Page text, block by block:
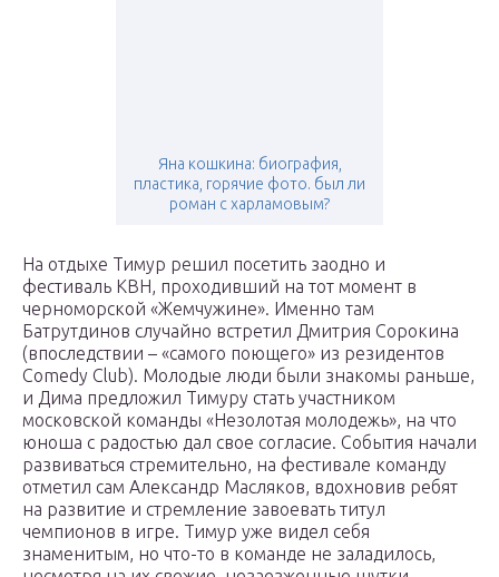
Яна кошкина: биография,
пластика, горячие фото. был ли
роман с харламовым?
На отдыхе Тимур решил посетить заодно и
фестиваль КВН, проходивший на тот момент в
черноморской «Жемчужине». Именно там
Батрутдинов случайно встретил Дмитрия Сорокина
(впоследствии – «самого поющего» из резидентов
Comedy Club). Молодые люди были знакомы раньше,
и Дима предложил Тимуру стать участником
московской команды «Незолотая молодежь», на что
юноша с радостью дал свое согласие. События начали
развиваться стремительно, на фестивале команду
отметил сам Александр Масляков, вдохновив ребят
на развитие и стремление завоевать титул
чемпионов в игре. Тимур уже видел себя
знаменитым, но что-то в команде не заладилось,